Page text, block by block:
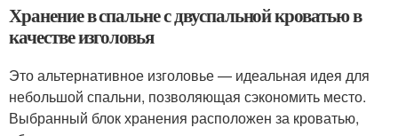
Хранение в спальне с двуспальной кроватью в
качестве изголовья
Это альтернативное изголовье — идеальная идея для
небольшой спальни, позволяющая сэкономить место.
Выбранный блок хранения расположен за кроватью,